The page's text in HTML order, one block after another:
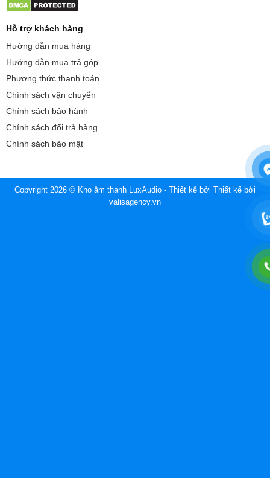
Hỗ trợ khách hàng
Hướng dẫn mua hàng
Hướng dẫn mua trả góp
Phương thức thanh toán
Chính sách vận chuyển
Chính sách bảo hành
Chính sách đổi trả hàng
Chính sách bảo mật
Copyright 2026 © Kho âm thanh LuxAudio - Thiết kế bởi Thiết kế bởi
valisagency.vn